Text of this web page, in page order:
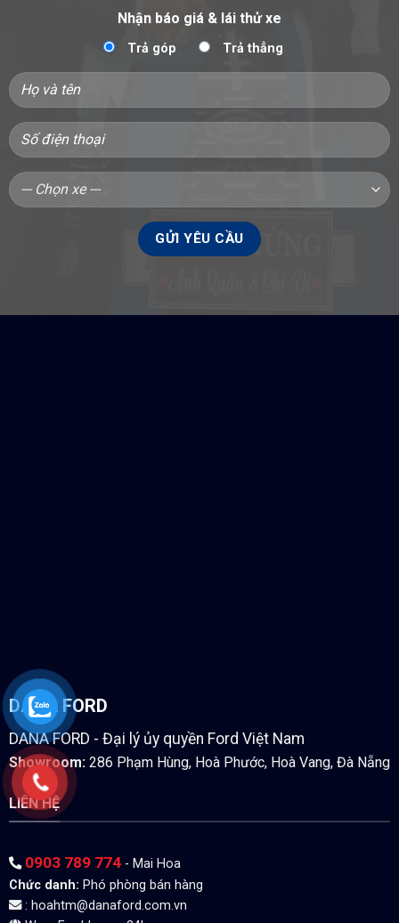
Nhận báo giá & lái thử xe
Trả góp Trả thẳng
DANA FORD
DANA FORD - Đại lý ủy quyền Ford Việt Nam
Showroom: 286 Phạm Hùng, Hoà Phước, Hoà Vang, Đà Nẵng
LIÊN HỆ
0903 789 774- Mai Hoa
Chức danh: Phó phòng bán hàng
: hoahtm@danaford.com.vn